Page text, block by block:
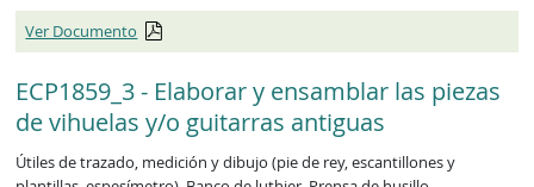
Ver Documento
ECP1859_3 - Elaborar y ensamblar las piezas
de vihuelas y/o guitarras antiguas
Útiles de trazado, medición y dibujo (pie de rey, escantillones y